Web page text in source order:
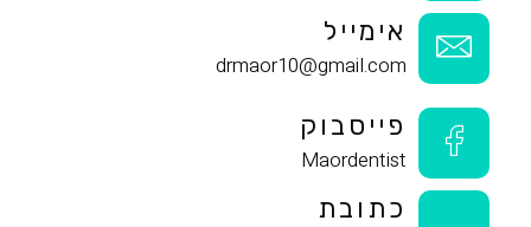
אימייל
drmaor10@gmail.com
פייסבוק
Maordentist
כתובת